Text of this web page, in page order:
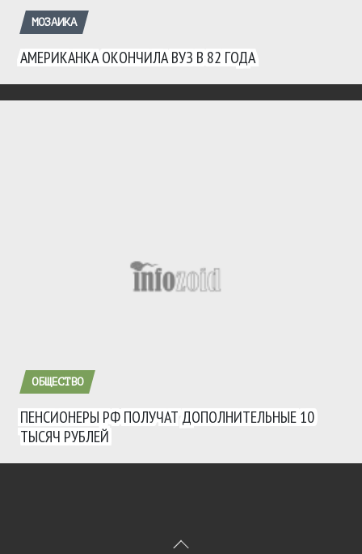
МОЗАИКА
АМЕРИКАНКА ОКОНЧИЛА ВУЗ В 82 ГОДА
ОБЩЕСТВО
ПЕНСИОНЕРЫ РФ ПОЛУЧАТ ДОПОЛНИТЕЛЬНЫЕ 10
ТЫСЯЧ РУБЛЕЙ